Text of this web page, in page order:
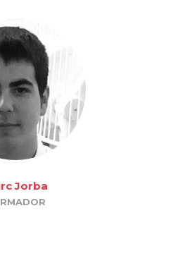
Jorba